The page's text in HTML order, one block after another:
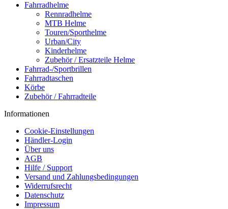
Fahrradhelme
Rennradhelme
MTB Helme
Touren/Sporthelme
Urban/City
Kinderhelme
Zubehör / Ersatzteile Helme
Fahrrad-/Sportbrillen
Fahrradtaschen
Körbe
Zubehör / Fahrradteile
Informationen
Cookie-Einstellungen
Händler-Login
Über uns
AGB
Hilfe / Support
Versand und Zahlungsbedingungen
Widerrufsrecht
Datenschutz
Impressum